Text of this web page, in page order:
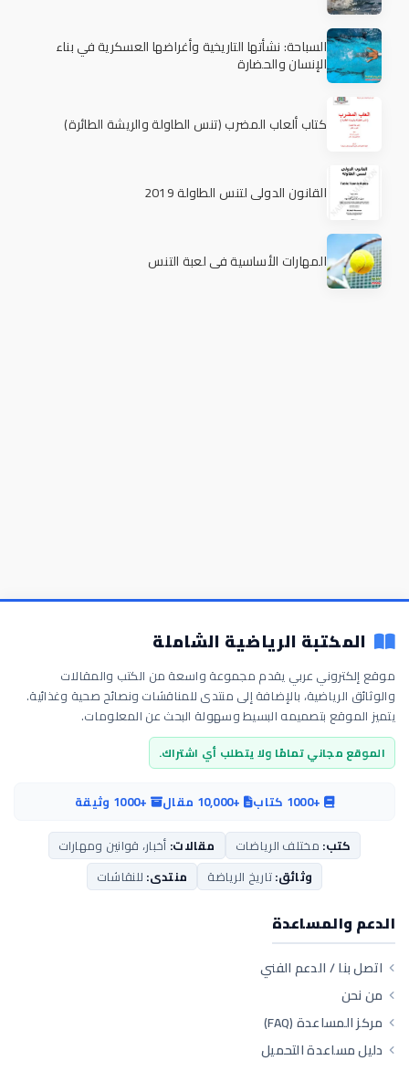
السباحة: نشأتها التاريخية وأغراضها العسكرية في بناء
الإنسان والحضارة
كتاب ألعاب المضرب (تنس الطاولة والريشة الطائرة)
القانون الدولي لتنس الطاولة 2019
المهارات الأساسية في لعبة التنس
المكتبة الرياضية الشاملة
موقع إلكتروني عربي يقدم مجموعة واسعة من الكتب والمقالات
والوثائق الرياضية، بالإضافة إلى منتدى للمناقشات ونصائح صحية وغذائية.
يتميز الموقع بتصميمه البسيط وسهولة البحث عن المعلومات.
الموقع مجاني تمامًا ولا يتطلب أي اشتراك.
+1000 كتاب +10,000 مقال
+1000 وثيقة
كتب: مختلف الرياضات مقالات: أخبار، قوانين ومهارات
وثائق:تاريخ الرياضة منتدى: للنقاشات
الدعم والمساعدة
اتصل بنا / الدعم الفني
من نحن
مركز المساعدة (FAQ)
دليل مساعدة التحميل